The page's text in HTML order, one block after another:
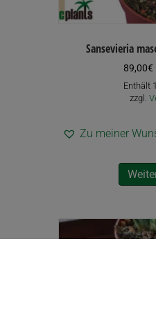
Sansevieria
89,00€
Enthält
zzgl.
Zu meiner